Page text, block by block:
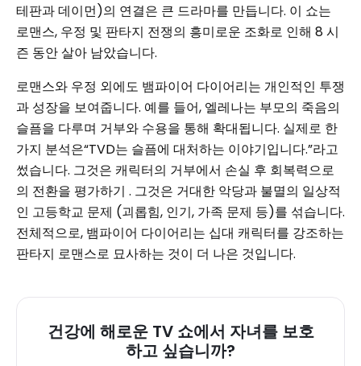
테판과 데이먼)의 연결은 큰 드라마를 만듭니다. 이 쇼는
로맨스, 우정 및 판타지 전쟁의 흥미로운 조화로 인해 8 시
즌 동안 살아 남았습니다.
로맨스와 우정 외에도 뱀파이어 다이어리는 개인적인 투쟁
과 성장을 보여줍니다. 예를 들어, 엘레나는 부모의 죽음의
슬픔을 다루며 거부와 수용을 통해 확대됩니다. 실제로 한
가지 분석은“TVD는 슬픔에 대처하는 이야기입니다.”라고
썼습니다. 그것은 캐릭터의 거부에서 손실 후 회복력으로
의 전환을 평가하기 . 그것은 거대한 악당과 불멸의 일상적
인 고등학교 문제 (괴롭힘, 인기, 가족 문제 등)를 섞습니다.
전체적으로, 뱀파이어 다이어리는 십대 캐릭터를 강조하는
판타지 로맨스로 묘사하는 것이 더 나은 것입니다.
건강에 해로운 TV 쇼에서 자녀를 보호
하고 싶습니까?